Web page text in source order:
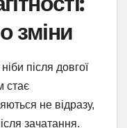
зміни
після довгої
стає
не відразу,
зачатання.